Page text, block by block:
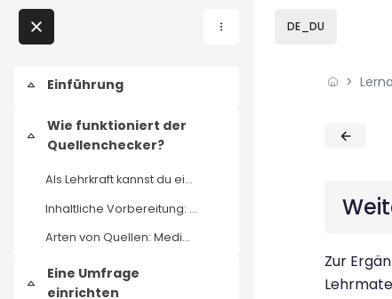
Home
Lernangebote
Meine Lernangebote
Einklappen
Einführung
Einklappen
Wie funktioniert der
Quellenchecker?
Als Lehrkraft kannst du eine Umfrage mit selbst au...
Inhaltliche Vorbereitung: Überlege dir, welche Int...
Arten von Quellen: Medienauftritte und Nachrichten...
Einklappen
Eine Umfrage
einrichten
Direkt zu - Schließen
DE_DU
Blöcke
Blöcke
Zur